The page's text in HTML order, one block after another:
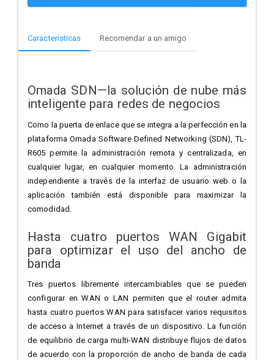
Características Recomendar a un amigo
Omada SDN—la solución de nube más
inteligente para redes de negocios
Como la puerta de enlace que se integra a la perfección en la
plataforma Omada Software Defined Networking (SDN), TL-
R605 permite la administración remota y centralizada, en
cualquier lugar, en cualquier momento. La administración
independiente a través de la interfaz de usuario web o la
aplicación también está disponible para maximizar la
comodidad.
Hasta cuatro puertos WAN Gigabit
para optimizar el uso del ancho de
banda
Tres puertos libremente intercambiables que se pueden
configurar en WAN o LAN permiten que el router admita
hasta cuatro puertos WAN para satisfacer varios requisitos
de acceso a Internet a través de un dispositivo. La función
de equilibrio de carga multi-WAN distribuye flujos de datos
de acuerdo con la proporción de ancho de banda de cada